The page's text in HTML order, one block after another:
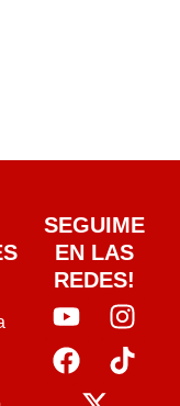
SEGUIME
EN LAS
REDES!